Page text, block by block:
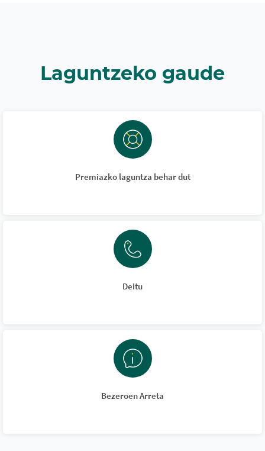
Laguntzeko gaude
Premiazko laguntza behar dut
Deitu
Bezeroen Arreta